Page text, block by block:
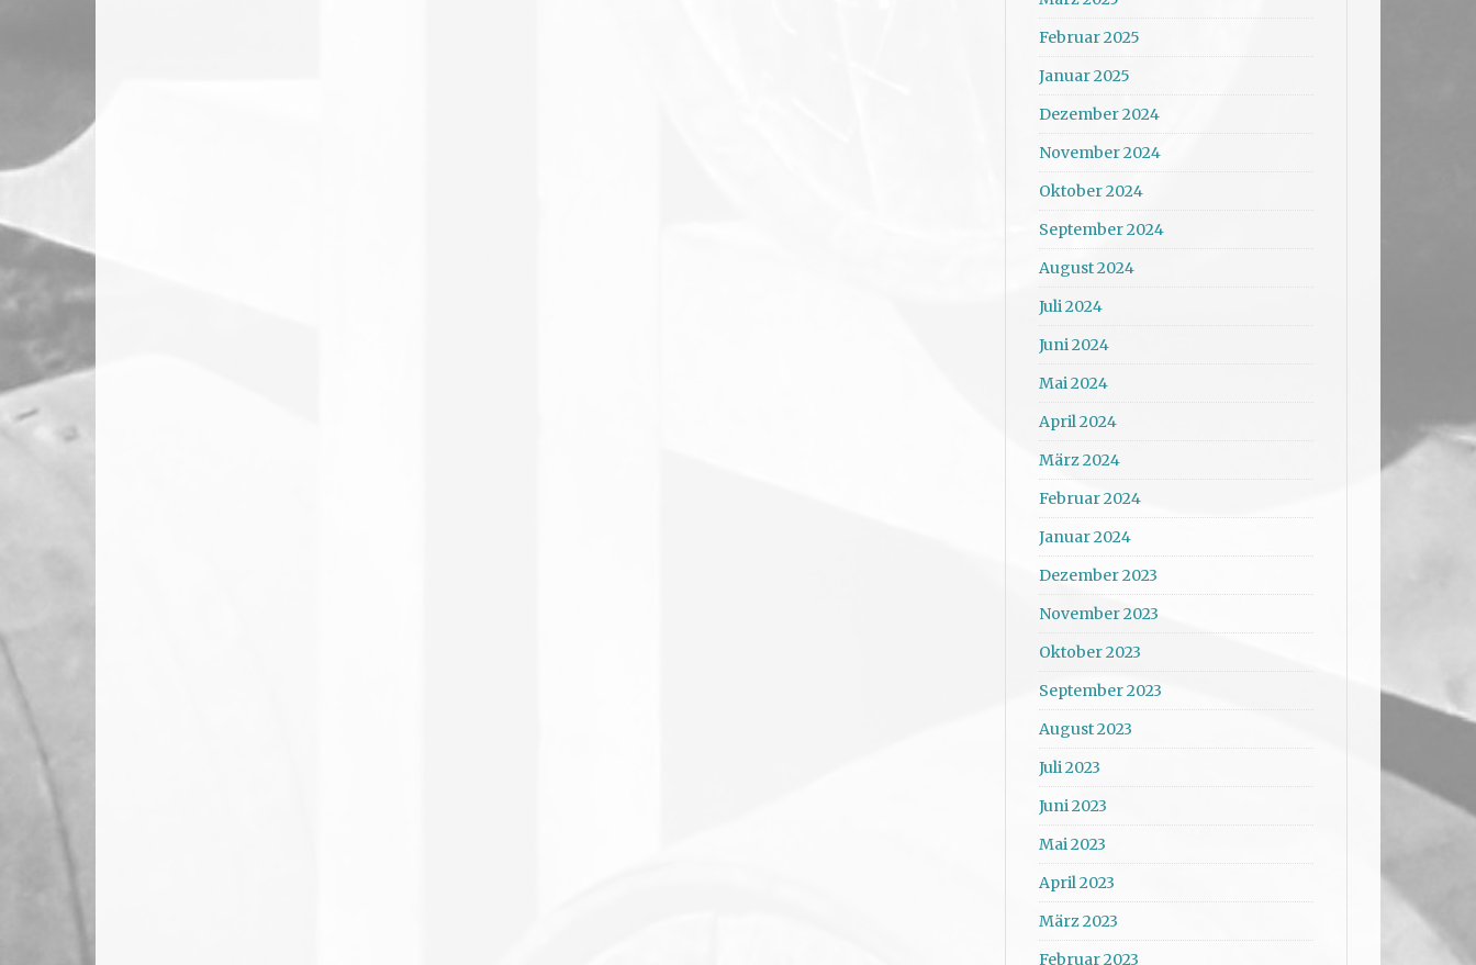
Februar 2025
Januar 2025
Dezember 2024
November 2024
Oktober 2024
September 2024
August 2024
Juli 2024
Juni 2024
Mai 2024
April 2024
März 2024
Februar 2024
Januar 2024
Dezember 2023
November 2023
Oktober 2023
September 2023
August 2023
Juli 2023
Juni 2023
Mai 2023
April 2023
März 2023
Februar 2023